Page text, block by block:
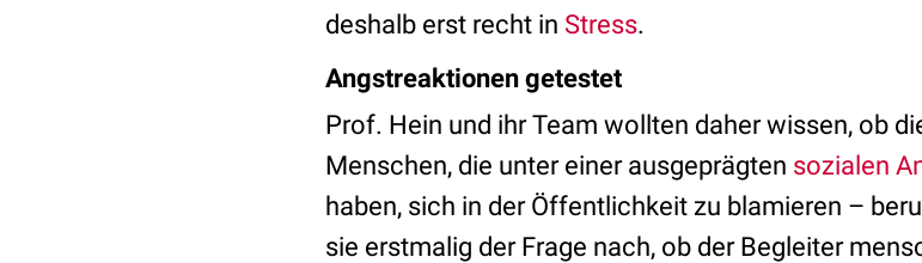
deshalb erst recht in Stress.
Angstreaktionen getestet
Prof. Hein und ihr Team wollten daher wissen, ob
Menschen, die unter einer ausgeprägten sozialen
haben, sich in der Öffentlichkeit zu blamieren –
sie erstmalig der Frage nach, ob der Begleiter